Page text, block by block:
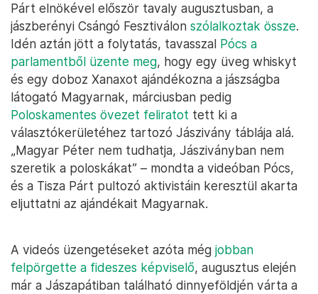
Párt elnökével először tavaly augusztusban, a
jászberényi Csángó Fesztiválon szólalkoztak össze.
Idén aztán jött a folytatás, tavasszal Pócs a
parlamentből üzente meg, hogy egy üveg whiskyt
és egy doboz Xanaxot ajándékozna a jászságba
látogató Magyarnak, márciusban pedig
Poloskamentes övezet feliratot tett ki a
választókerületéhez tartozó Jászivány táblája alá.
„Magyar Péter nem tudhatja, Jásziványban nem
szeretik a poloskákat” – mondta a videóban Pócs,
és a Tisza Párt pultozó aktivistáin keresztül akarta
eljuttatni az ajándékait Magyarnak.
A videós üzengetéseket azóta még jobban
felpörgette a fideszes képviselő, augusztus elején
már a Jászapátiban található dinnyeföldjén várta a